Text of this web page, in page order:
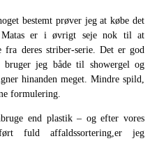
bestemt prøver jeg at købe det
er i øvrigt seje nok til at
fra deres striber-serie. Det er god
bruger jeg både til showergel og
hinanden meget. Mindre spild,
formulering.
end plastik – og efter vores
fuld affaldssortering,er jeg